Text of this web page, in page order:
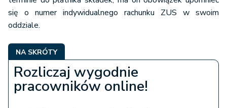
się o numer indywidualnego rachunku ZUS w swoim
oddziale.
NA SKRÓTY
Rozliczaj wygodnie
pracowników online!